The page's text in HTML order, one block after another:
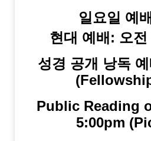
일요일 예
현대 예배: 오
성경 공개 낭독
Public Reading
5:00pm